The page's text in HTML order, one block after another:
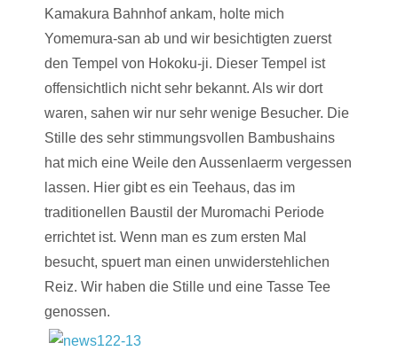
Kamakura Bahnhof ankam, holte mich
Yomemura-san ab und wir besichtigten zuerst
den Tempel von Hokoku-ji. Dieser Tempel ist
offensichtlich nicht sehr bekannt. Als wir dort
waren, sahen wir nur sehr wenige Besucher. Die
Stille des sehr stimmungsvollen Bambushains
hat mich eine Weile den Aussenlaerm vergessen
lassen. Hier gibt es ein Teehaus, das im
traditionellen Baustil der Muromachi Periode
errichtet ist. Wenn man es zum ersten Mal
besucht, spuert man einen unwiderstehlichen
Reiz. Wir haben die Stille und eine Tasse Tee
genossen.